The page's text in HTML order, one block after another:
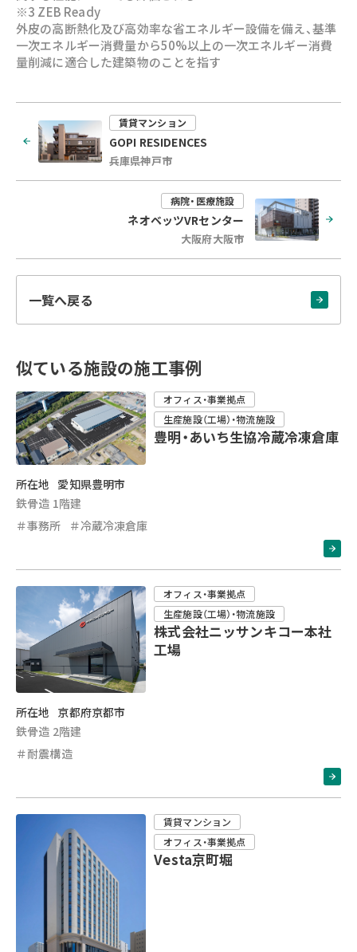
※3 ZEB Ready
外皮の高断熱化及び高効率な省エネルギー設備を備え、基準
一次エネルギー消費量から50%以上の一次エネルギー消費
量削減に適合した建築物のことを指す
賃貸マンション
GOPI RESIDENCES
兵庫県神戸市
病院・医療施設
ネオベッツVRセンター
大阪府大阪市
一覧へ戻る
似ている施設の施工事例
オフィス・事業拠点
生産施設（工場）・物流施設
豊明・あいち生協冷蔵冷凍倉庫
所在地 愛知県豊明市
鉄骨造 1階建
＃事務所
＃冷蔵冷凍倉庫
オフィス・事業拠点
生産施設（工場）・物流施設
株式会社ニッサンキコー本社
工場
所在地 京都府京都市
鉄骨造 2階建
＃耐震構造
賃貸マンション
オフィス・事業拠点
Vesta京町堀